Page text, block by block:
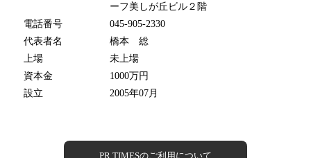
ーフ美しが丘ビル２階
電話番号
045-905-2330
代表者名
橋本 総
上場
未上場
資本金
1000万円
設立
2005年07月
PR TIMESのご利用について